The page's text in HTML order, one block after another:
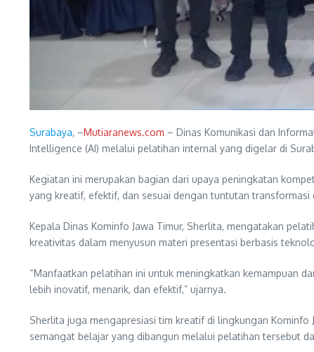
Surabaya, –Mutiaranews.com – Dinas Komunikasi dan
Intelligence (AI) melalui pelatihan internal yang digelar di
Kegiatan ini merupakan bagian dari upaya peningkatan
yang kreatif, efektif, dan sesuai dengan tuntutan transformasi
Kepala Dinas Kominfo Jawa Timur, Sherlita, mengatakan
kreativitas dalam menyusun materi presentasi berbasis
“Manfaatkan pelatihan ini untuk meningkatkan kemampuan
lebih inovatif, menarik, dan efektif,” ujarnya.
Sherlita juga mengapresiasi tim kreatif di lingkungan
semangat belajar yang dibangun melalui pelatihan tersebut